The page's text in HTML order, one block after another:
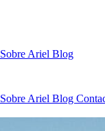
Sobre Ariel Blog
Sobre Ariel Blog